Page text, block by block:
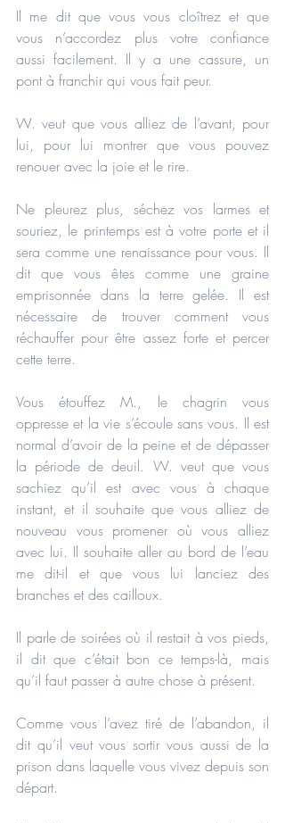
Il me dit que vous vous cloîtrez et que
vous n’accordez plus votre confiance
aussi facilement. Il y a une cassure, un
pont à franchir qui vous fait peur.
W. veut que vous alliez de l’avant, pour
lui, pour lui montrer que vous pouvez
renouer avec la joie et le rire.
Ne pleurez plus, séchez vos larmes et
souriez, le printemps est à votre porte et il
sera comme une renaissance pour vous. Il
dit que vous êtes comme une graine
emprisonnée dans la terre gelée. Il est
nécessaire de trouver comment vous
réchauffer pour être assez forte et percer
cette terre.
Vous étouffez M., le chagrin vous
oppresse et la vie s’écoule sans vous. Il est
normal d’avoir de la peine et de dépasser
la période de deuil. W. veut que vous
sachiez qu’il est avec vous à chaque
instant, et il souhaite que vous alliez de
nouveau vous promener où vous alliez
avec lui. Il souhaite aller au bord de l’eau
me dit-il et que vous lui lanciez des
branches et des cailloux.
Il parle de soirées où il restait à vos pieds,
il dit que c’était bon ce temps-là, mais
qu’il faut passer à autre chose à présent.
Comme vous l’avez tiré de l’abandon, il
dit qu’il veut vous sortir vous aussi de la
prison dans laquelle vous vivez depuis son
départ.